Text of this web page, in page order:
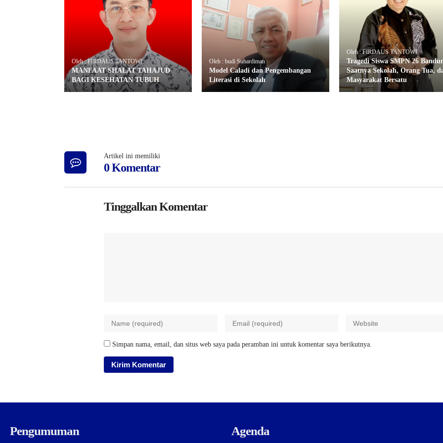
Oleh : FIRDAUS TANTOWI
MANFAAT SHALAT TAHAJUD
BAGI KESEHATAN TUBUH
Oleh : budi Suhardiman
Model Caladi dan Pengembangan
Literasi di Sekolah
Oleh : FIRDAUS TANTOWI
Tragedi Siswa SMPN 26
Saatnya Sekolah, Orang Tua,
Masyarakat Bersatu
Artikel ini memiliki
0 Komentar
Tinggalkan Komentar
Simpan nama, email, dan situs web saya pada peramban ini untuk komentar saya berikutnya.
Pengumuman Agenda